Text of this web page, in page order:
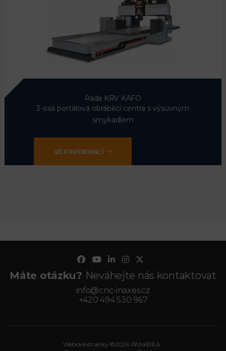
Řada KRV KAFO
3-osá portálová obráběcí centra s výsuvným
smykadlem
VÍCE INFORMACÍ
Máte otázku? Neváhejte nás kontaktovat
info@cnc-inaxes.cz
+420 494 530 967
Webové stránky ©2026 PANKREA